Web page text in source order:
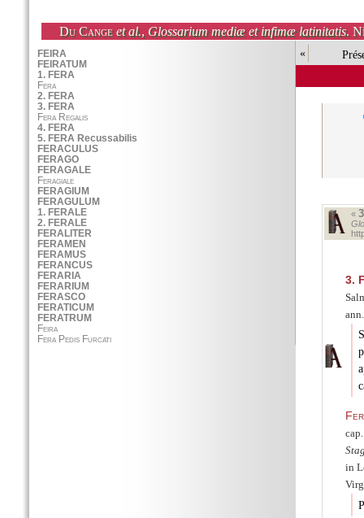
Du Cange et al., Glossarium mediæ et infimæ latinitatis.
«
«
3.
in